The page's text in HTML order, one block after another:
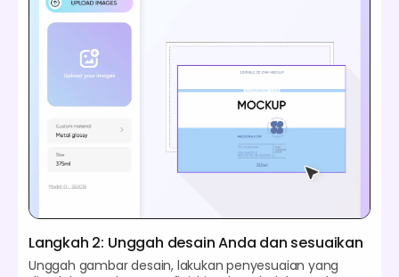
Langkah 2: Unggah desain Anda dan sesuaikan
Unggah gambar desain, lakukan penyesuaian yang